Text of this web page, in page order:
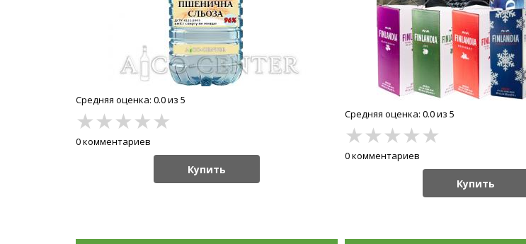
Средняя оценка: 0.0 из 5
★★★★★
0 комментариев
Купить
Средняя оценка: 0.0 из 5
★★★★★
0 комментариев
Купить